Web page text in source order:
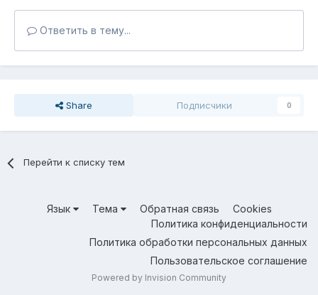
Ответить в тему...
Share Подписчики 0
Перейти к списку тем
Язык Тема Обратная связь
Cookies
Политика конфиденциальности
Политика обработки персональных данных
Пользовательское соглашение
Powered by Invision Community